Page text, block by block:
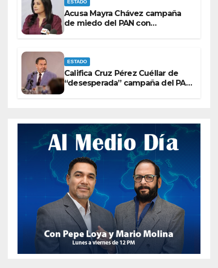
ESTADO
Acusa Mayra Chávez campaña
de miedo del PAN con
ESTADO
Califica Cruz Pérez Cuéllar de
“desesperada” campaña del PAN